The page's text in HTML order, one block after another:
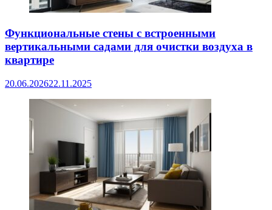
Функциональные стены с встроенными
вертикальными садами для очистки воздуха в
квартире
20.06.202622.11.2025